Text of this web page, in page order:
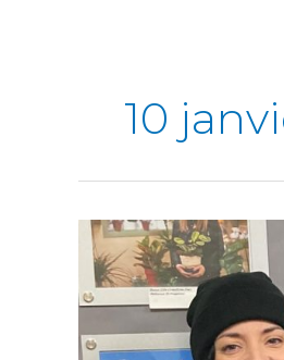
10
Activité
Flash
pour
les
entrepreneurs